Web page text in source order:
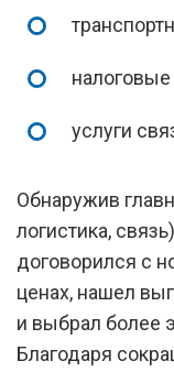
услуги
Обнаружив
логистика,
договорился с
ценах, нашел
и выбрал более
Благодаря